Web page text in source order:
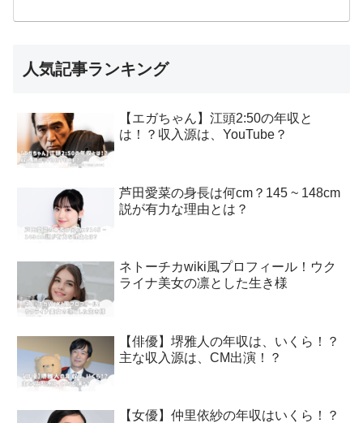
人気記事ランキング
【エガちゃん】江頭2:50の年収と
は！？収入源は、YouTube？
芦田愛菜の身長は何cm？145 ~ 148cm
説が有力な理由とは？
ネトーチカwiki風プロフィール！ウク
ライナ美女の凛とした生き様
【俳優】堺雅人の年収は、いくら！？
主な収入源は、CM出演！？
【女優】仲里依紗の年収はいくら！？